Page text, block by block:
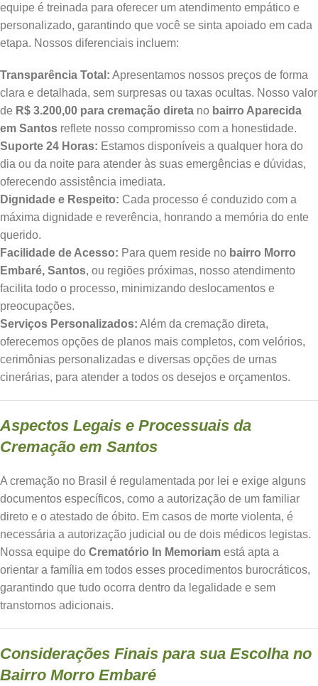
equipe é treinada para oferecer um atendimento empático e
personalizado, garantindo que você se sinta apoiado em cada
etapa. Nossos diferenciais incluem:
Transparência Total: Apresentamos nossos preços de forma
clara e detalhada, sem surpresas ou taxas ocultas. Nosso valor
de R$ 3.200,00 para cremação direta no bairro Aparecida
em Santos reflete nosso compromisso com a honestidade.
Suporte 24 Horas: Estamos disponíveis a qualquer hora do
dia ou da noite para atender às suas emergências e dúvidas,
oferecendo assistência imediata.
Dignidade e Respeito: Cada processo é conduzido com a
máxima dignidade e reverência, honrando a memória do ente
querido.
Facilidade de Acesso: Para quem reside no bairro Morro
Embaré, Santos, ou regiões próximas, nosso atendimento
facilita todo o processo, minimizando deslocamentos e
preocupações.
Serviços Personalizados: Além da cremação direta,
oferecemos opções de planos mais completos, com velórios,
cerimônias personalizadas e diversas opções de urnas
cinerárias, para atender a todos os desejos e orçamentos.
Aspectos Legais e Processuais da
Cremação em Santos
A cremação no Brasil é regulamentada por lei e exige alguns
documentos específicos, como a autorização de um familiar
direto e o atestado de óbito. Em casos de morte violenta, é
necessária a autorização judicial ou de dois médicos legistas.
Nossa equipe do Crematório In Memoriam está apta a
orientar a família em todos esses procedimentos burocráticos,
garantindo que tudo ocorra dentro da legalidade e sem
transtornos adicionais.
Considerações Finais para sua Escolha no
Bairro Morro Embaré